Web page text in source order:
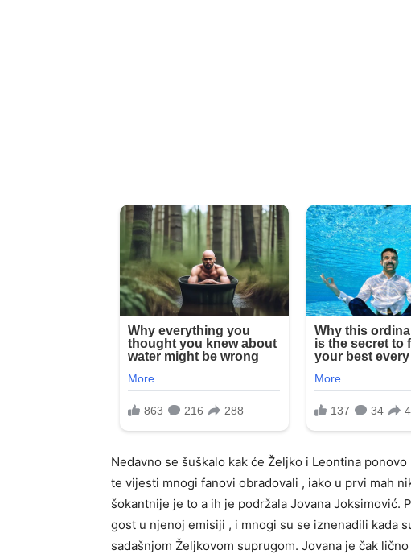
Nedavno se šuškalo kak će Željko i Leontina
te vijesti mnogi fanovi obradovali , iako u prvi mah
šokantnije je to a ih je podržala Jovana Joksimović.
gost u njenoj emisiji , i mnogi su se iznenadili kada
sadašnjom Željkovom suprugom. Jovana je čak